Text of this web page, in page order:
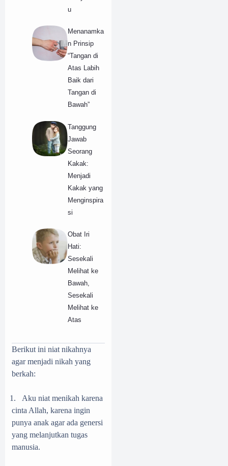
u
Menanamka
n Prinsip
“Tangan di
Atas Labih
Baik dari
Tangan di
Bawah”
Tanggung
Jawab
Seorang
Kakak:
Menjadi
Kakak yang
Menginspira
si
Obat Iri
Hati:
Sesekali
Melihat ke
Bawah,
Sesekali
Melihat ke
Atas
Berikut ini niat nikahnya
agar menjadi nikah yang
berkah:
1.
Aku niat menikah karena
cinta Allah, karena ingin
punya anak agar ada genersi
yang melanjutkan tugas
manusia.